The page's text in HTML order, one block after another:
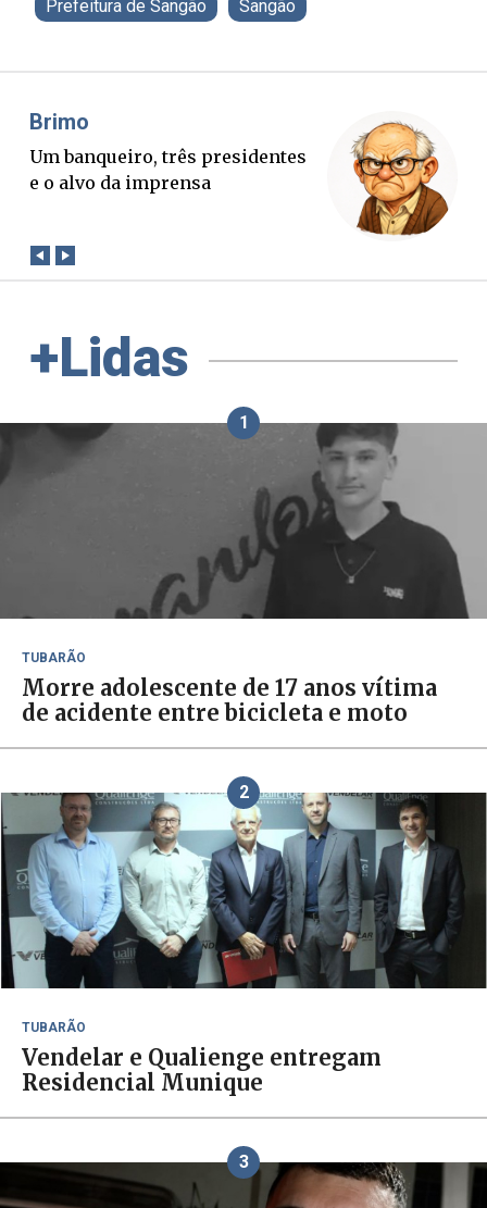
Prefeitura de Sangão Sangão
O Boato corre mais rápido
verdade. Mas quem paga a
+Lidas
1
TUBARÃO
Morre adolescente de 17 anos vítima
de acidente entre bicicleta e moto
2
TUBARÃO
Vendelar e Qualienge entregam
Residencial Munique
3